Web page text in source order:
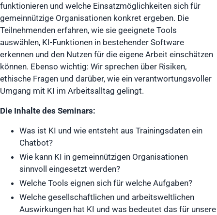
funktionieren und welche Einsatzmöglichkeiten sich für
gemeinnützige Organisationen konkret ergeben. Die
Teilnehmenden erfahren, wie sie geeignete Tools
auswählen, KI-Funktionen in bestehender Software
erkennen und den Nutzen für die eigene Arbeit einschätzen
können. Ebenso wichtig: Wir sprechen über Risiken,
ethische Fragen und darüber, wie ein verantwortungsvoller
Umgang mit KI im Arbeitsalltag gelingt.
Die Inhalte des Seminars:
Was ist KI und wie entsteht aus Trainingsdaten ein
Chatbot?
Wie kann KI in gemeinnützigen Organisationen
sinnvoll eingesetzt werden?
Welche Tools eignen sich für welche Aufgaben?
Welche gesellschaftlichen und arbeitsweltlichen
Auswirkungen hat KI und was bedeutet das für unsere